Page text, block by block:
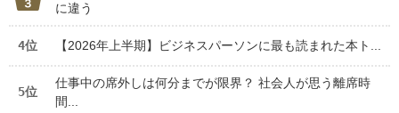
に違う
4位 【2026年上半期】ビジネスパーソンに最も読まれた本ト...
5位
仕事中の席外しは何分までが限界？ 社会人が思う離席時
間...